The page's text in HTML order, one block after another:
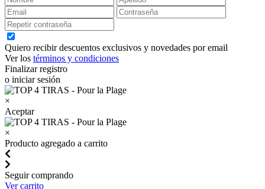
Quiero recibir descuentos exclusivos y novedades por email
Ver los términos y condiciones
Finalizar registro
o iniciar sesión
×
Aceptar
×
Producto agregado a carrito
Seguir comprando
Ver carrito